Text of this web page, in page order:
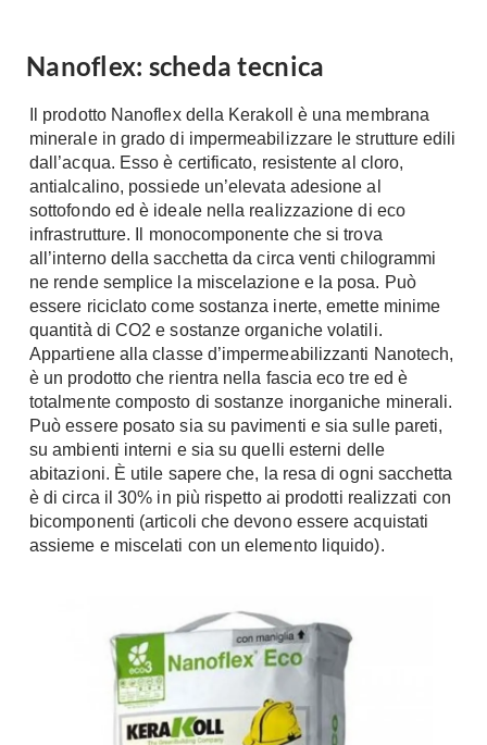
Letti
Camere Classiche
Lenzuola
Piumini
Letti Contenitore
Letti a Scomparsa
Armadi
Armadio ante Battenti
Armadi ante
Scorrevoli
Cabine Armadio
Armadi su misura
Armadi Angolo
I consigli sugli armadi
Camerette Bambini
Letti a Castello
Per Neonati
Lettini
Hi-Fi
Televisori
Hi-Fi
Home-Theatre
Console
Porte
Blindate
Porte Interne
Porte Scorrevoli
Portoni
Maniglie
Finestre
Finestre Legno
Persiane
Scale
Nanoflex: scheda tecnica
Il prodotto Nanoflex della Kerakoll è una membrana
minerale in grado di impermeabilizzare le strutture edili
dall’acqua. Esso è certificato, resistente al cloro,
antialcalino, possiede un’elevata adesione al
sottofondo ed è ideale nella realizzazione di eco
infrastrutture. Il monocomponente che si trova
all’interno della sacchetta da circa venti chilogrammi
ne rende semplice la miscelazione e la posa. Può
essere riciclato come sostanza inerte, emette minime
quantità di CO2 e sostanze organiche volatili.
Appartiene alla classe d’impermeabilizzanti Nanotech,
è un prodotto che rientra nella fascia eco tre ed è
totalmente composto di sostanze inorganiche minerali.
Può essere posato sia su pavimenti e sia sulle pareti,
su ambienti interni e sia su quelli esterni delle
abitazioni. È utile sapere che, la resa di ogni sacchetta
è di circa il 30% in più rispetto ai prodotti realizzati con
bicomponenti (articoli che devono essere acquistati
assieme e miscelati con un elemento liquido).